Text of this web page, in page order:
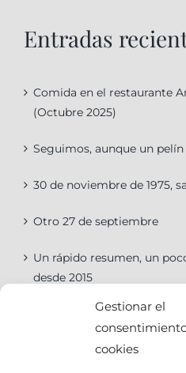
Gestionar el
cookies
Entradas
Comida en el restaurante
(Octubre 2025)
Seguimos, aunque un
30 de noviembre de 1975,
Otro 27 de septiembre
Un rápido resumen, un
desde 2015
Categorías